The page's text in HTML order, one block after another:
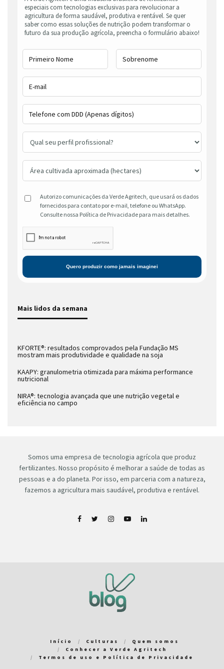
especiais com tecnologias exclusivas para revolucionar a
agricultura de forma saudável, produtiva e rentável. Se quer
saber como essas soluções de nutrição podem transformar o
futuro da sua produção agrícola, preencha o formulário abaixo!
Autorizo comunicações da Verde Agritech, que usará os dados
fornecidos para contato por e-mail, telefone ou WhatsApp.
Consulte nossa Política de Privacidade para mais detalhes.
Mais lidos da semana
KFORTE®: resultados comprovados pela Fundação MS
mostram mais produtividade e qualidade na soja
KAAPY: granulometria otimizada para máxima performance
nutricional
NIRA®: tecnologia avançada que une nutrição vegetal e
eficiência no campo
Somos uma empresa de tecnologia agrícola que produz
fertilizantes. Nosso propósito é melhorar a saúde de todas as
pessoas e a do planeta. Por isso, em parceria com a natureza,
fazemos a agricultura mais saudável, produtiva e rentável.
Início Culturas
Quem somos
Conhecer a Verde Agritech
Termos de uso e Política de Privacidade